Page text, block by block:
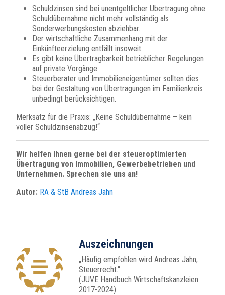
Schuldzinsen sind bei unentgeltlicher Übertragung ohne
Schuldübernahme nicht mehr vollständig als
Sonderwerbungskosten abziehbar.
Der wirtschaftliche Zusammenhang mit der
Einkünfteerzielung entfällt insoweit.
Es gibt keine Übertragbarkeit betrieblicher Regelungen
auf private Vorgänge.
Steuerberater und Immobilieneigentümer sollten dies
bei der Gestaltung von Übertragungen im Familienkreis
unbedingt berücksichtigen.
Merksatz für die Praxis: „Keine Schuldübernahme – kein
voller Schuldzinsenabzug!“
Wir helfen Ihnen gerne bei der steueroptimierten
Übertragung von Immobilien, Gewerbebetrieben und
Unternehmen. Sprechen sie uns an!
Autor: RA & StB Andreas Jahn
Auszeichnungen
„Häufig empfohlen wird Andreas Jahn,
Steuerrecht.“
(JUVE Handbuch Wirtschaftskanzleien
2017-2024)